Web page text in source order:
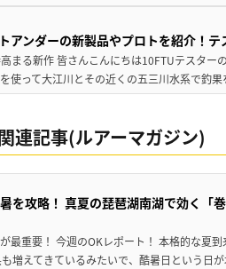
アンダーの新製品やプロトを紹介！テ
まる新作 皆さんこんにちは10FTUテスター
使って大江川とその近くの五三川水系で釣
連記事(ルアーマガジン)
を攻略！ 真夏の琵琶湖南湖で効く「
最重要！ 今週のOKレポート！ 本格的な夏
増えてきているみたいで、酷暑日という日